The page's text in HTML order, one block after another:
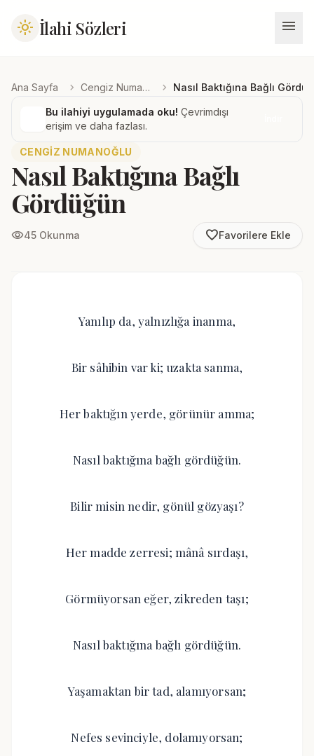
light_mode İlahi Sözleri menu
Ana Sayfa chevron_right Cengiz Numanoğlu chevron_right Nasıl Baktığına Bağlı
Bu ilahiyi uygulamada oku! Çevrimdışı
erişim ve daha fazlası.
CENGIZ NUMANOĞLU
Nasıl Baktığına Bağlı
Gördüğün
visibility45 Okunma favorite_borderFavorilere Ekle
Yanılıp da, yalnızlığa inanma,
Bir sâhibin var ki; uzakta sanma,
Her baktığın yerde, görünür amma;
Nasıl baktığına bağlı gördüğün.
Bilir misin nedir, gönül gözyaşı?
Her madde zerresi; mânâ sırdaşı,
Görmüyorsan eğer, zikreden taşı;
Nasıl baktığına bağlı gördüğün.
Yaşamaktan bir tad, alamıyorsan;
Nefes sevinciyle, dolamıyorsan;